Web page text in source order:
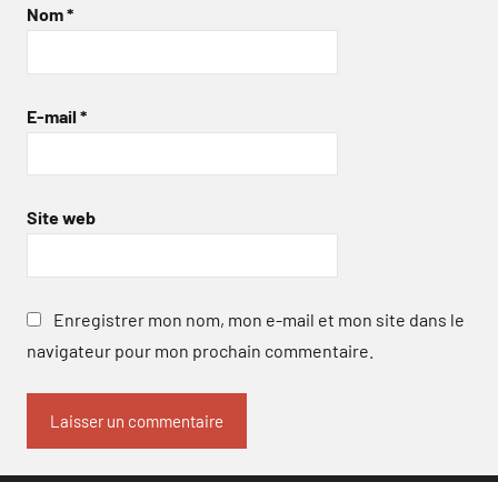
Nom*
E-mail *
Site web
Enregistrer mon nom, mon e-mail et mon site dans le
navigateur pour mon prochain commentaire.